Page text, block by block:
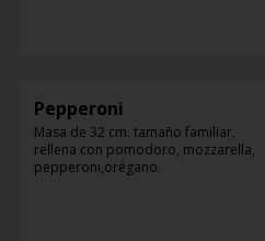
Pepperoni
Masa de 32 cm. tamaño familiar,
rellena con pomodoro, mozzarella,
pepperoni,orégano.